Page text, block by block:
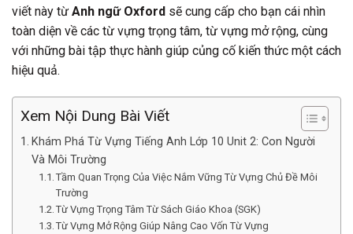
viết này từ Anh ngữ Oxford sẽ cung cấp cho bạn cái nhìn
toàn diện về các từ vựng trọng tâm, từ vựng mở rộng, cùng
với những bài tập thực hành giúp củng cố kiến thức một cách
hiệu quả.
Xem Nội Dung Bài Viết
Khám Phá Từ Vựng Tiếng Anh Lớp 10 Unit 2: Con Người
Và Môi Trường
Tầm Quan Trọng Của Việc Nắm Vững Từ Vựng Chủ Đề Môi
Trường
Từ Vựng Trọng Tâm Từ Sách Giáo Khoa (SGK)
Từ Vựng Mở Rộng Giúp Nâng Cao Vốn Từ Vựng